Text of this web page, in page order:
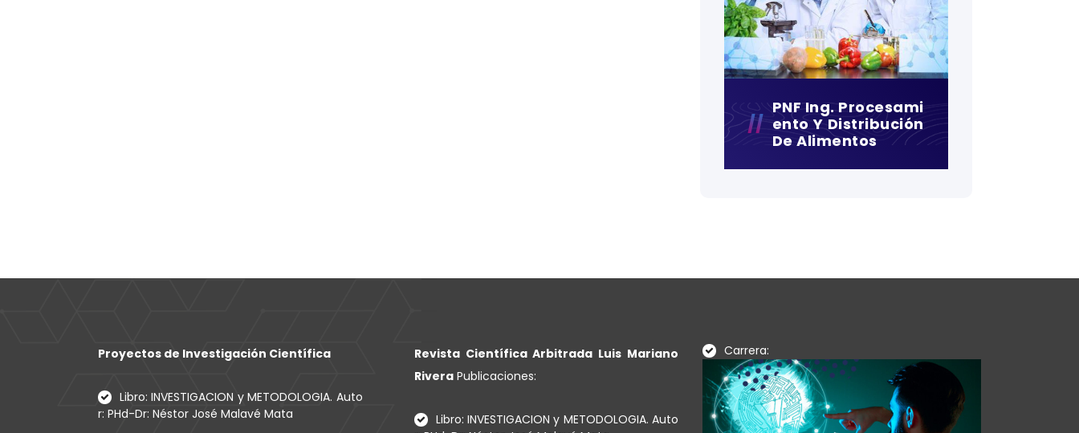
PNF Ing. Procesami
Ento Y Distribución
De Alimentos
Proyectos de Investigación Científica
Libro: INVESTIGACION y METODOLOGIA. Auto
r: PHd-Dr: Néstor José Malavé Mata
Revista Científica Arbitrada Luis Mariano
RiveraPublicaciones:
Libro: INVESTIGACION y METODOLOGIA. Auto
Carrera: